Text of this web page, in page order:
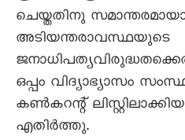
ചെയ്തതിനു
അടിയന്തരാവസ്ഥയുടെ
ഒപ്പം വിദ്യാഭ്യാസം
കൺകറന്റ്
എതിർത്തു.